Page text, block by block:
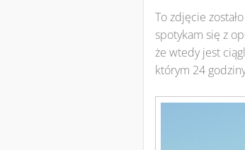
To zdjęcie
spotykam się z
że wtedy jest
którym 24